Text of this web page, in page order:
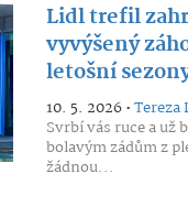
Lidl trefil
vyvýšený
letošní
10. 5. 2026 •Tereza
Svrbí vás ruce a už
bolavým zádům z
žádnou...